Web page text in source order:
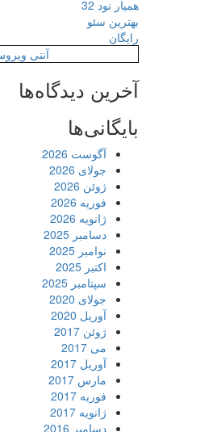
همیار نود 32
بهترین سئو
رایگان
آنتی
آخرین دیدگاه‌ها
بایگانی‌ها
آگوست 2026
جولای 2026
ژوئن 2026
فوریه 2026
ژانویه 2026
دسامبر 2025
نوامبر 2025
اکتبر 2025
سپتامبر 2025
جولای 2020
آوریل 2020
ژوئن 2017
می 2017
آوریل 2017
مارس 2017
فوریه 2017
ژانویه 2017
دسامبر 2016